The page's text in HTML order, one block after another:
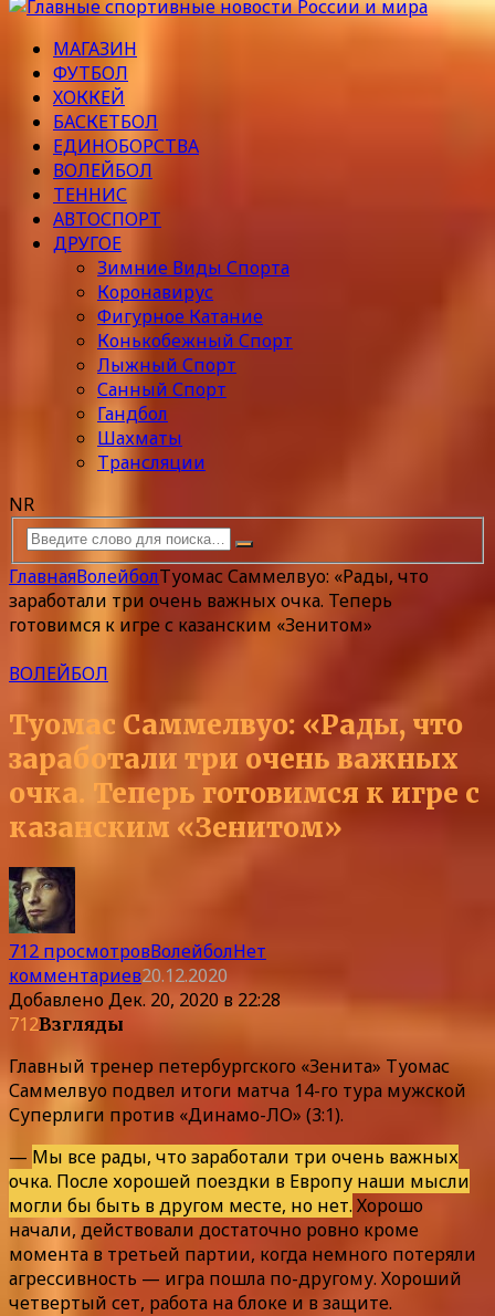
МАГАЗИН
ФУТБОЛ
ХОККЕЙ
БАСКЕТБОЛ
ЕДИНОБОРСТВА
ВОЛЕЙБОЛ
ТЕННИС
АВТОСПОРТ
ДРУГОЕ
Зимние Виды Спорта
Коронавирус
Фигурное Катание
Конькобежный Спорт
Лыжный Спорт
Санный Спорт
Гандбол
Шахматы
Трансляции
NR
ГлавнаяВолейболТуомас Саммелвуо: «Рады, что
заработали три очень важных очка. Теперь
готовимся к игре с казанским «Зенитом»
ВОЛЕЙБОЛ
Туомас Саммелвуо: «Рады, что
заработали три очень важных
очка. Теперь готовимся к игре с
казанским «Зенитом»
712 просмотровВолейболНет
комментариев20.12.2020
ДобавленоДек. 20, 2020 в 22:28
712Взгляды
Главный тренер петербургского «Зенита» Туомас
Саммелвуо подвел итоги матча 14-го тура мужской
Суперлиги против «Динамо-ЛО» (3:1).
— Мы все рады, что заработали три очень важных
очка. После хорошей поездки в Европу наши мысли
могли бы быть в другом месте, но нет. Хорошо
начали, действовали достаточно ровно кроме
момента в третьей партии, когда немного потеряли
агрессивность — игра пошла по-другому. Хороший
четвертый сет, работа на блоке и в защите.